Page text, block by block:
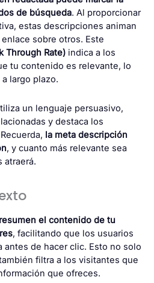
de búsqueda. Al proporcionar
estas descripciones animan
sobre otros. Este
Through Rate) indica a los
tu contenido es relevante, lo
largo plazo.
un lenguaje persuasivo,
y destaca los
la meta descripción
, y cuanto más relevante sea
atraerá.
el contenido de tu
, facilitando que los usuarios
antes de hacer clic. Esto no solo
filtra a los visitantes que
que ofreces.